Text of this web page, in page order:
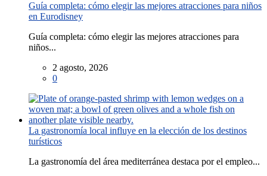
Guía completa: cómo elegir las mejores atracciones para niños
en Eurodisney
Guía completa: cómo elegir las mejores atracciones para
niños...
2 agosto, 2026
0
La gastronomía local influye en la elección de los destinos
turísticos
La gastronomía del área mediterránea destaca por el empleo...